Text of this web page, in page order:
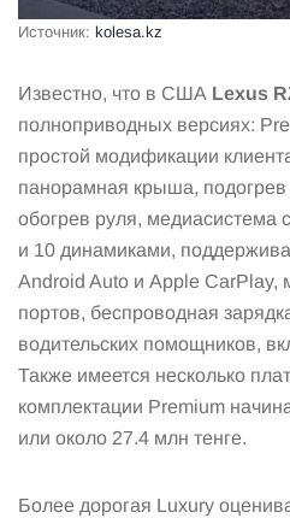
Источник: kolesa.kz
Известно, что в США Lexus
полноприводных версиях:
простой модификации
панорамная крыша, подогрев
обогрев руля,
и 10 динамиками,
Android Auto и Apple CarPlay,
портов, беспроводная
водительских помощников,
Также имеется несколько
комплектации Premium
или около 27.4 млн тенге.
Более дорогая Luxury